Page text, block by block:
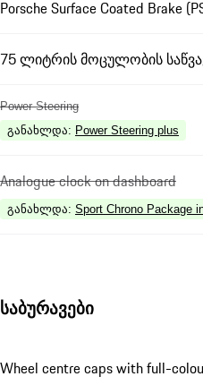
Porsche Surface Coated Brake
75 ლიტრის მოცულობის
Power Steering
განახლდა: Power Steering plus
Analogue clock on dashboard
განახლდა: Sport Chrono Package
საბურავები
Wheel centre caps with full-